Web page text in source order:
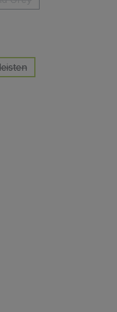
ist zurzeit nicht